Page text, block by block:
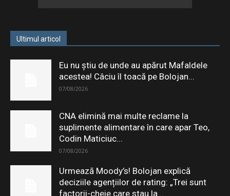
Ultimul articol
Eu nu știu de unde au apărut Mafaldele
acestea! Câciu îl toacă pe Bolojan...
07/08/2026
CNA elimină mai multe reclame la
suplimente alimentare în care apar Teo,
Codin Maticiuc...
07/08/2026
Urmează Moody’s! Bolojan explică
deciziile agențiilor de rating: „Trei sunt
factorii-cheie care stau la...